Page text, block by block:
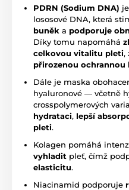
PDRN (Sodium DNA)
lososové DNA, která
buněk a podporuje
Díky tomu napomáhá
celkovou vitalitu pleti,
přirozenou ochrannou
Dále je maska
hyaluronové — včetně
crosspolymerových
hydrataci, lepší
pleti.
Kolagen pomáhá
vyhladit pleť, čímž
elasticitu.
Niacinamid podporuje